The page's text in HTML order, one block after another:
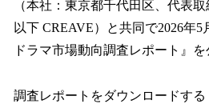
み
中
で
（本社：東京都千代田区、代表
以下 CREAVE）と共同で2026年5
ドラマ市場動向調査レポート』を
調査レポートをダウンロードする